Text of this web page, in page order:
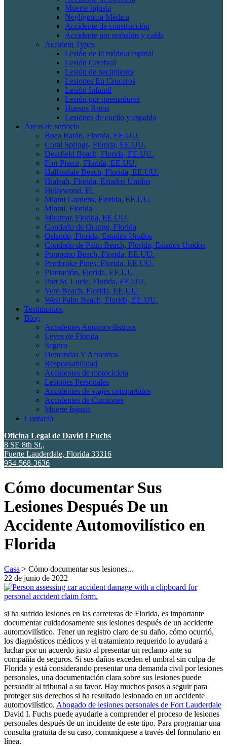
Muerte Injusta
Negligencia Médica
Accidente de construcción
Accidente por resbalón y caída
Accident Types
Lesión de la médula espinal
Lesión Cerebral
Lesión de nacimiento
Lesiones En Cruceros
Lesión Infantil
Lesión por quemaduras
Huesos Rotos
Lesiones de cuello y espalda
Áreas de servicio
Boca Ratón, Florida, EE.UU.
Coral Springs, Florida, EE.UU.
Deerfield Beach, Florida, EE.UU.
Fort Pierce, Florida, EE.UU.
Hallandale Beach, Florida, EE.UU.
Hialeah, Florida, Estados Unidos
Hollywood, FL
Miami Gardens, Florida, EE.UU.
Miami, Florida
Miramar, Florida, EE.UU.
Condado de Orange, Florida
Orlando, Florida, Estados Unidos
Condado de Palm Beach, Florida, Estados Unidos
Pompano Beach, Florida, EE.UU.
Pembroke Pines, Florida, EE.UU.
Plantación, Florida, EE.UU.
Port St. Lucie, Florida, EE.UU.
Vero Beach, Florida, EE.UU.
West Palm Beach, Florida, EE.UU.
Testimonios
Blog
Accidentes Automovilísticos
Leyes de Florida
Seguro
Demandas Y Acuerdos
Responsabilidad
Accidentes de motocicleta
Lesiones Personales
Accidentes de viajes compartidos
Accidentes de Camiones
Muerte Injusta
Contacto
Oficina Legal de David I Fuchs
8 SE 8th St.,
Fuerte Lauderdale, Florida 33316
954-568-3636
Cómo documentar Sus
Lesiones Después De un
Accidente Automovilístico en
Florida
Casa > Cómo documentar sus lesiones...
22 de junio de 2022
si ha sufrido lesiones en las carreteras de Florida, es importante
documentar cuidadosamente sus lesiones después de un accidente
automovilístico. Tener un registro claro de su daño, cómo ocurrió,
los diagnósticos médicos y el tratamiento requerido lo ayudará a
luchar por un acuerdo justo al presentar un reclamo ante su
compañía de seguros. Si sus daños exceden el umbral sin culpa de
Florida y está considerando presentar una demanda civil por lesiones
personales, una documentación clara sobre sus lesiones puede
persuadir al tribunal a su favor. Hay muchos pasos a seguir para
proteger sus derechos si ha resultado lesionado en un accidente
automovilístico. Abogado de lesiones personales de Fort Lauderdale
David I. Fuchs puede ayudarle a comprender el proceso de lesiones
personales después de un incidente de este tipo. Para programar una
consulta gratuita de su caso, comuníquese a través del formulario en
línea.